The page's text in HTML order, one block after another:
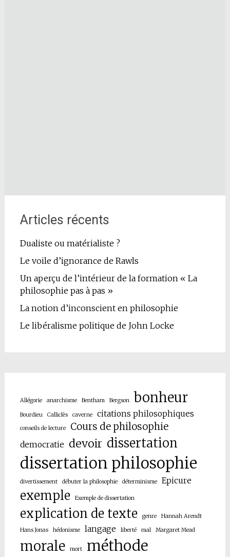
Articles récents
Dualiste ou matérialiste ?
Le voile d’ignorance de Rawls
Un aperçu de l’intérieur de la formation « La
philosophie pas à pas »
La notion d’inconscient en philosophie
Le libéralisme politique de John Locke
Allégorie anarchisme Bentham Bergson bonheur
Bourdieu Calliclès caverne citations philosophiques
conseils de lecture Cours de philosophie
democratie devoir dissertation
dissertation philosophie
divertissement débuter la philosophie déterminisme Epicure
exemple Exemple de dissertation
explication de texte genre Hannah Arendt
Hans Jonas hédonisme langage liberté mal Margaret Mead
morale mort méthode